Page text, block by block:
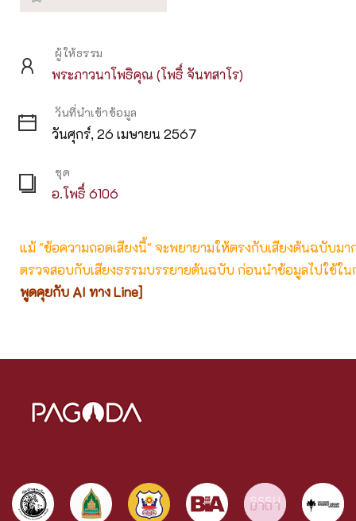
ผู้ให้ธรรม
พระภาวนาโพธิคุณ (โพธิ์ จันทสาโร)
วันที่นำเข้าข้อมูล
วันศุกร์, 26 เมษายน 2567
ชุด
อ.โพธิ์ 6106
แม้ "ข้อความถอดเสียงนี้" จะพยายามให้ตรงกับเสียงต้นฉบับม
ตรวจสอบกับเสียงธรรมบรรยายต้นฉบับ ก่อนนำข้อมูลไปใช้ใน
พูดคุยกับ AI ทาง Line]